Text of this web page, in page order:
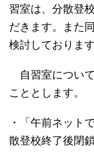
習室は、分散登
だきます。また
検討しております
自習室につい
こととします。
・「午前ネット
散登校終了後閉鎖